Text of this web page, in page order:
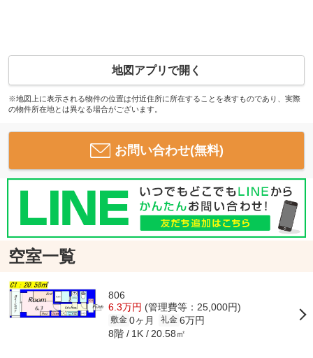
地図アプリで開く
※地図上に表示される物件の位置は付近住所に所在することを表すものであり、実際
の物件所在地とは異なる場合がございます。
お問い合わせ(無料)
空室一覧
806
6.3万円 (管理費等：25,000円)
敷金 0ヶ月 礼金 6万円
8階 1K 20.58㎡